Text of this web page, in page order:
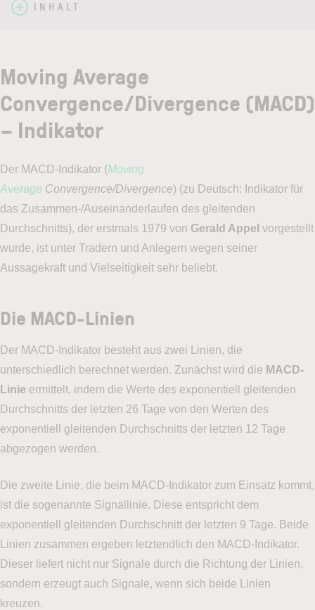
INHALT
Moving Average
Convergence/Divergence (MACD)
– Indikator
Der MACD-Indikator (Moving
Average Convergence/Divergence) (zu Deutsch: Indikator für
das Zusammen-/Auseinanderlaufen des gleitenden
Durchschnitts), der erstmals 1979 von Gerald Appel vorgestellt
wurde, ist unter Tradern und Anlegern wegen seiner
Aussagekraft und Vielseitigkeit sehr beliebt.
Die MACD-Linien
Der MACD-Indikator besteht aus zwei Linien, die
unterschiedlich berechnet werden. Zunächst wird die MACD-
Linie ermittelt, indem die Werte des exponentiell gleitenden
Durchschnitts der letzten 26 Tage von den Werten des
exponentiell gleitenden Durchschnitts der letzten 12 Tage
abgezogen werden.
Die zweite Linie, die beim MACD-Indikator zum Einsatz kommt,
ist die sogenannte Signallinie. Diese entspricht dem
exponentiell gleitenden Durchschnitt der letzten 9 Tage. Beide
Linien zusammen ergeben letztendlich den MACD-Indikator.
Dieser liefert nicht nur Signale durch die Richtung der Linien,
sondern erzeugt auch Signale, wenn sich beide Linien
kreuzen.